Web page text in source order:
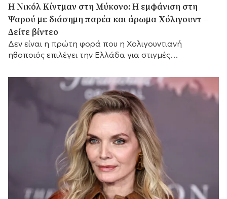
H Νικόλ Κίντμαν στη Μύκονο: Η εμφάνιση στη
Ψαρού με διάσημη παρέα και άρωμα Χόλιγουντ –
Δείτε βίντεο
Δεν είναι η πρώτη φορά που η Χολιγουντιανή
ηθοποιός επιλέγει την Ελλάδα για στιγμές